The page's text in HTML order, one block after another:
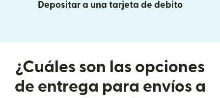
Depositar a una tarjeta de debito
¿Cuáles son las opciones
de entrega para envíos a